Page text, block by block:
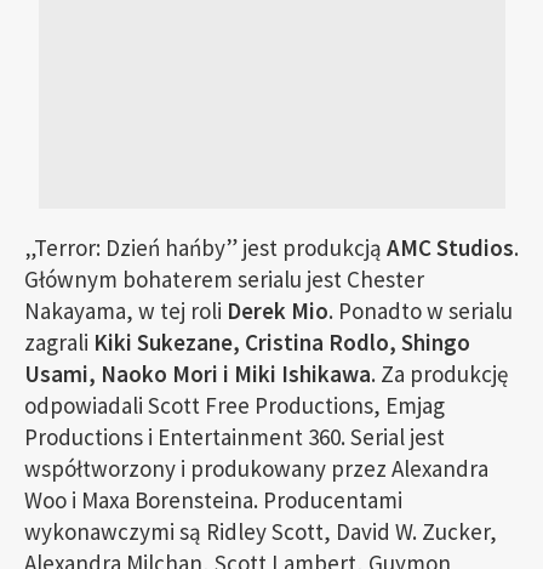
„Terror: Dzień hańby” jest produkcją AMC Studios.
Głównym bohaterem serialu jest Chester
Nakayama, w tej roli Derek Mio. Ponadto w serialu
zagrali Kiki Sukezane, Cristina Rodlo, Shingo
Usami, Naoko Mori i Miki Ishikawa. Za produkcję
odpowiadali Scott Free Productions, Emjag
Productions i Entertainment 360. Serial jest
współtworzony i produkowany przez Alexandra
Woo i Maxa Borensteina. Producentami
wykonawczymi są Ridley Scott, David W. Zucker,
Alexandra Milchan, Scott Lambert, Guymon